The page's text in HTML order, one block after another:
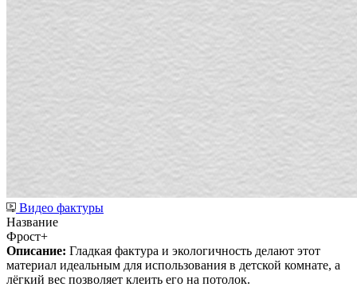
Видео фактуры
Название
Фрост+
Описание: Гладкая фактура и экологичность делают этот
материал идеальным для использования в детской комнате, а
лёгкий вес позволяет клеить его на потолок.